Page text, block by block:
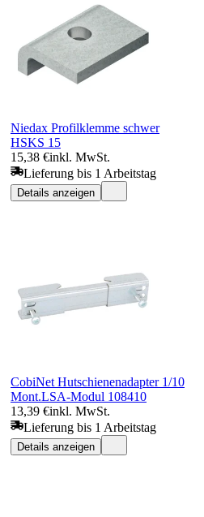
Niedax Profilklemme schwer
HSKS 15
15,38 €inkl. MwSt.
Lieferung bis 1 Arbeitstag
Details anzeigen
CobiNet Hutschienenadapter 1/10
Mont.LSA-Modul 108410
13,39 €inkl. MwSt.
Lieferung bis 1 Arbeitstag
Details anzeigen